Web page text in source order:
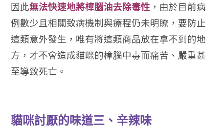
因此無法快速地將樟腦油去除毒性 ， 由於目前病
例數少且相關致病機制與療程仍未明瞭，要防止
這類意外發生，唯有將這類商品放在拿不到的地
方，才不會造成貓咪的樟腦中毒而痛苦、嚴重甚
至導致死亡。
貓咪討厭的味道三、辛辣味